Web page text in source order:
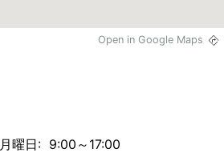
Open in Google Maps
月曜日: 9:00～17:00